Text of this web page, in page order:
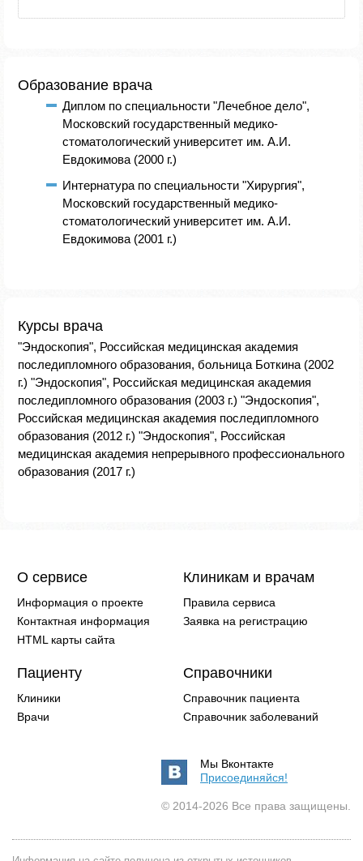
Образование врача
Диплом по специальности "Лечебное дело",
Московский государственный медико-
стоматологический университет им. А.И.
Евдокимова (2000 г.)
Интернатура по специальности "Хирургия",
Московский государственный медико-
стоматологический университет им. А.И.
Евдокимова (2001 г.)
Курсы врача
"Эндоскопия", Российская медицинская академия
последипломного образования, больница Боткина (2002
г.) "Эндоскопия", Российская медицинская академия
последипломного образования (2003 г.) "Эндоскопия",
Российская медицинская академия последипломного
образования (2012 г.) "Эндоскопия", Российская
медицинская академия непрерывного профессионального
образования (2017 г.)
О сервисе
Информация о проекте
Контактная информация
HTML карты сайта
Клиникам и врачам
Правила сервиса
Заявка на регистрацию
Пациенту
Клиники
Врачи
Справочники
Справочник пациента
Справочник заболеваний
Мы Вконтакте
Присоединяйся!
© 2014-2026 Все права защищены.